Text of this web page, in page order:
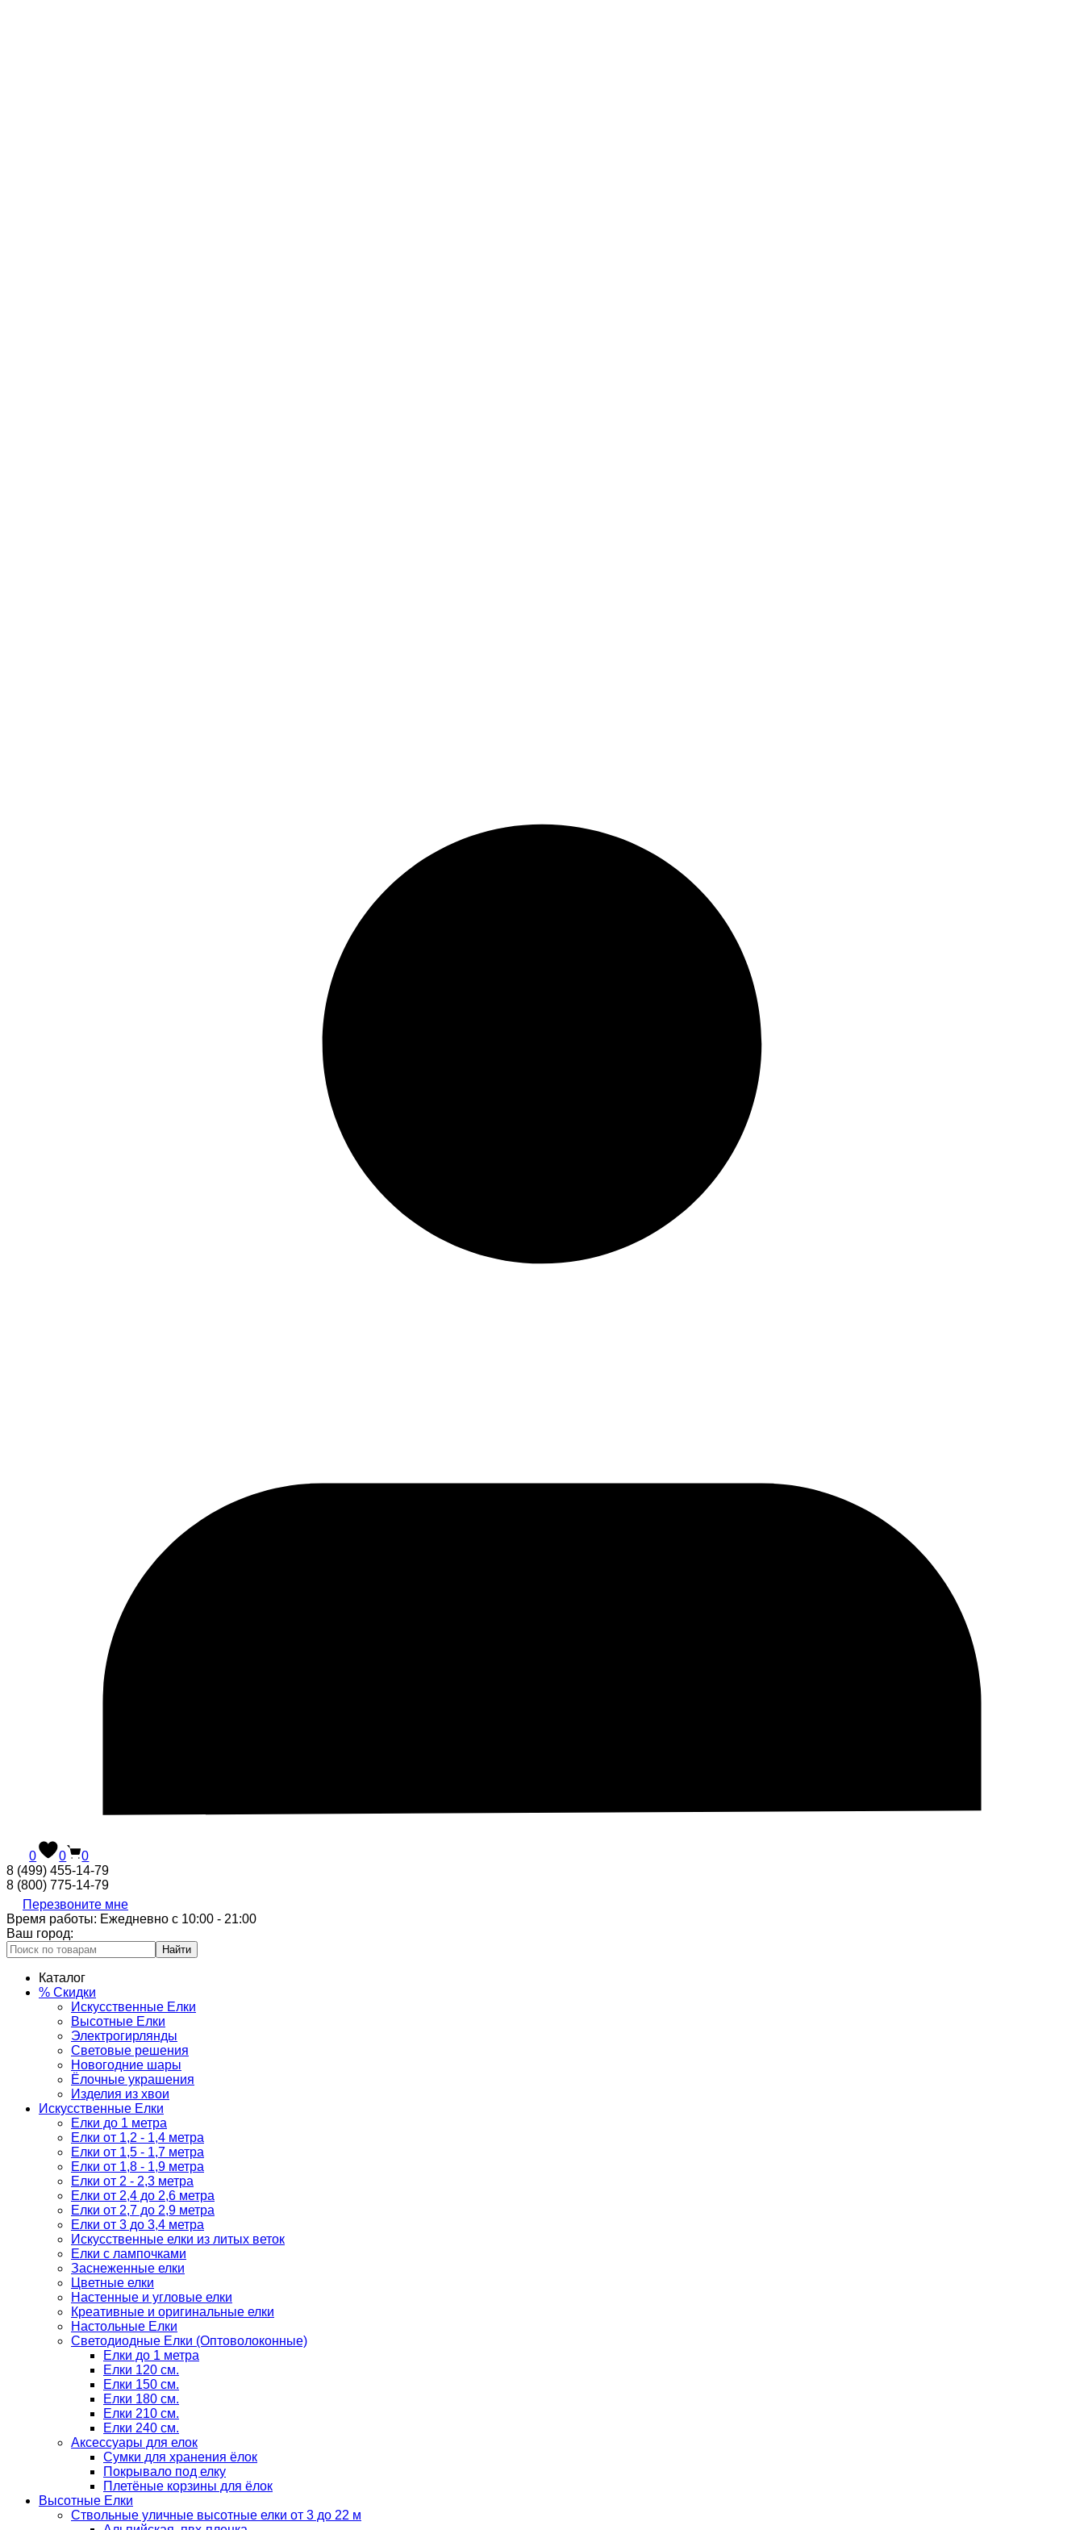
0 0
0
8 (499) 455-14-79
8 (800) 775-14-79
Перезвоните мне
Время работы: Ежедневно с 10:00 - 21:00
Ваш город:
Найти
Каталог
% Скидки
Искусственные Елки
Высотные Елки
Электрогирлянды
Световые решения
Новогодние шары
Ёлочные украшения
Изделия из хвои
Искусственные Елки
Елки до 1 метра
Елки от 1,2 - 1,4 метра
Елки от 1,5 - 1,7 метра
Елки от 1,8 - 1,9 метра
Елки от 2 - 2,3 метра
Елки от 2,4 до 2,6 метра
Елки от 2,7 до 2,9 метра
Елки от 3 до 3,4 метра
Искусственные елки из литых веток
Елки с лампочками
Заснеженные елки
Цветные елки
Настенные и угловые елки
Креативные и оригинальные елки
Настольные Елки
Светодиодные Елки (Оптоволоконные)
Елки до 1 метра
Елки 120 см.
Елки 150 см.
Елки 180 см.
Елки 210 см.
Елки 240 см.
Аксессуары для елок
Сумки для хранения ёлок
Покрывало под елку
Плетёные корзины для ёлок
Высотные Елки
Ствольные уличные высотные елки от 3 до 22 м